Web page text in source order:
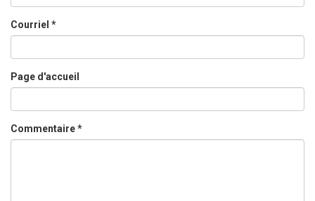
Courriel *
Page d'accueil
Commentaire*